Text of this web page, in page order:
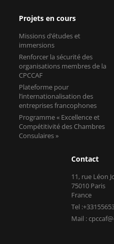
Projets en cours
Missions d’études et
immersions
Renforcer la sécurité des
organisations membres de la
CPCCAF
Plateforme pour
l’internationalisation des
entreprises francophones
Programme « Excellence et
Compétitivité des Chambres
Consulaires »
Contact
11, rue Léon
75010 Paris
France
Tel
Mail :